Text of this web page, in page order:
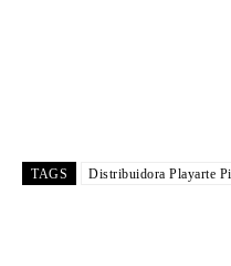
TAGS Distribuidora Playarte